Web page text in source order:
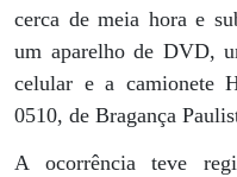
cerca de meia hora e
um aparelho de DVD,
celular e a camionete
0510, de Bragança
A ocorrência teve